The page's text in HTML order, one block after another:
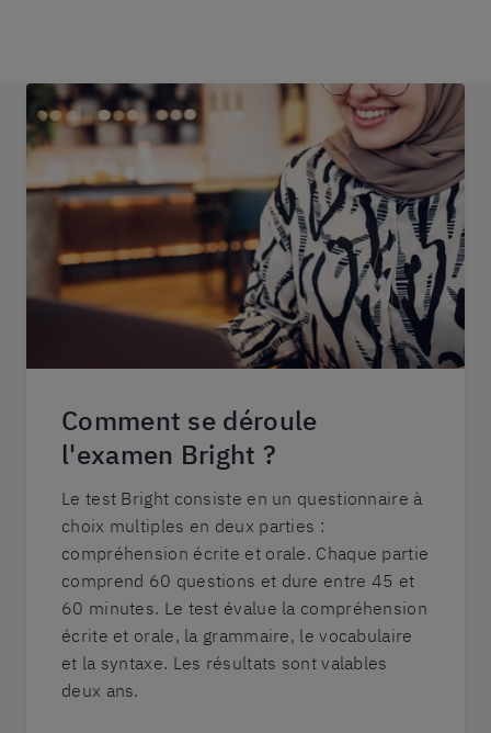
Comment se déroule
l'examen Bright ?
Le test Bright consiste en un questionnaire à
choix multiples en deux parties :
compréhension écrite et orale. Chaque partie
comprend 60 questions et dure entre 45 et
60 minutes. Le test évalue la compréhension
écrite et orale, la grammaire, le vocabulaire
et la syntaxe. Les résultats sont valables
deux ans.